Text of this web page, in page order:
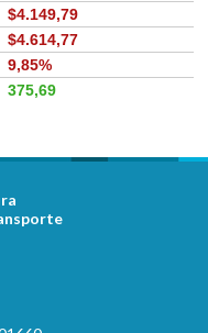
$4.149,79
$4.614,77
9,85%
375,69